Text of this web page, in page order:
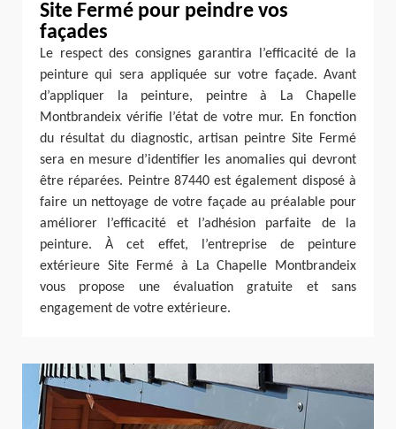
Site Fermé pour peindre vos
façades
Le respect des consignes garantira l’efficacité de la
peinture qui sera appliquée sur votre façade. Avant
d’appliquer la peinture, peintre à La Chapelle
Montbrandeix vérifie l’état de votre mur. En fonction
du résultat du diagnostic, artisan peintre Site Fermé
sera en mesure d’identifier les anomalies qui devront
être réparées. Peintre 87440 est également disposé à
faire un nettoyage de votre façade au préalable pour
améliorer l’efficacité et l’adhésion parfaite de la
peinture. À cet effet, l’entreprise de peinture
extérieure Site Fermé à La Chapelle Montbrandeix
vous propose une évaluation gratuite et sans
engagement de votre extérieure.